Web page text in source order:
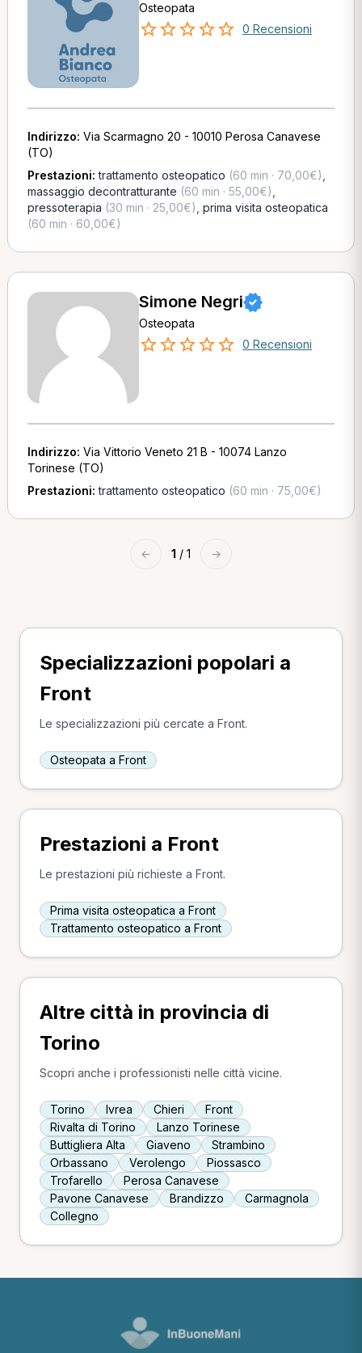
Osteopata
0 Recensioni
Indirizzo: Via Scarmagno 20 - 10010 Perosa Canavese
(TO)
Prestazioni:trattamento osteopatico (60 min · 70,00€)
massaggio decontratturante (60 min · 55,00€)
pressoterapia (30 min · 25,00€) prima visita osteopatica
(60 min · 60,00€)
Simone Negri
Osteopata
0 Recensioni
Indirizzo: Via Vittorio Veneto 21 B - 10074 Lanzo
Torinese (TO)
Prestazioni:trattamento osteopatico (60 min · 75,00€)
← 1 / 1 →
Specializzazioni popolari a
Front
Le specializzazioni più cercate a Front.
Osteopata a Front
Prestazioni a Front
Le prestazioni più richieste a Front.
Prima visita osteopatica a Front
Trattamento osteopatico a Front
Altre città in provincia di
Torino
Scopri anche i professionisti nelle città vicine.
Torino Ivrea Chieri
Front
Rivalta di Torino
Lanzo Torinese
Buttigliera Alta
Giaveno
Strambino
Orbassano
Verolengo
Piossasco
Trofarello
Perosa Canavese
Pavone Canavese
Brandizzo
Carmagnola
Collegno